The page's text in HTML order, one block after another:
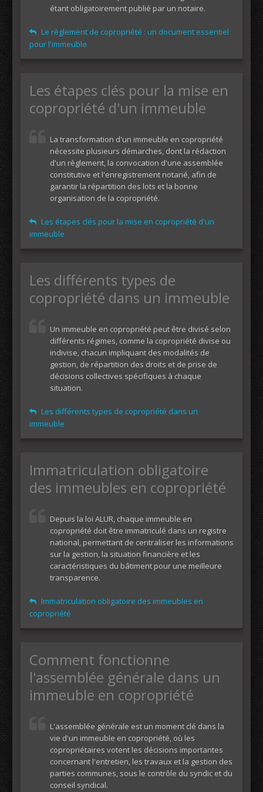
étant obligatoirement publié par un notaire.
Le règlement de copropriété : un document essentiel
pour l'immeuble
Les étapes clés pour la mise en
copropriété d'un immeuble
La transformation d'un immeuble en copropriété
nécessite plusieurs démarches, dont la rédaction
d'un règlement, la convocation d'une assemblée
constitutive et l'enregistrement notarié, afin de
garantir la répartition des lots et la bonne
organisation de la copropriété.
Les étapes clés pour la mise en copropriété d'un
immeuble
Les différents types de
copropriété dans un immeuble
Un immeuble en copropriété peut être divisé selon
différents régimes, comme la copropriété divise ou
indivise, chacun impliquant des modalités de
gestion, de répartition des droits et de prise de
décisions collectives spécifiques à chaque
situation.
Les différents types de copropriété dans un
immeuble
Immatriculation obligatoire
des immeubles en copropriété
Depuis la loi ALUR, chaque immeuble en
copropriété doit être immatriculé dans un registre
national, permettant de centraliser les informations
sur la gestion, la situation financière et les
caractéristiques du bâtiment pour une meilleure
transparence.
Immatriculation obligatoire des immeubles en
copropriété
Comment fonctionne
l'assemblée générale dans un
immeuble en copropriété
L'assemblée générale est un moment clé dans la
vie d'un immeuble en copropriété, où les
copropriétaires votent les décisions importantes
concernant l'entretien, les travaux et la gestion des
parties communes, sous le contrôle du syndic et du
conseil syndical.